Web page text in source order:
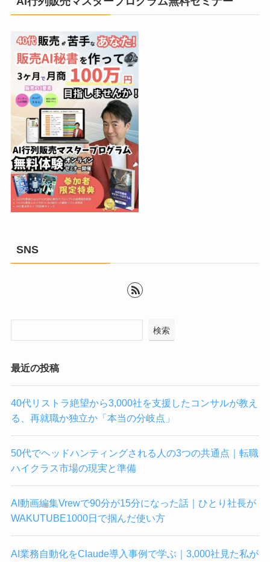
SNS
検索
最近の投稿
40代リストラ絶望から3,000社を支援したコンサルが教え
る、再就職か独立か「本当の分岐点」
50代でヘッドハンティングされる人の3つの共通点｜転職
ハイクラス市場の現実と準備
AI動画編集Vrewで90分が15分になった話｜ひとり社長が
WAKUTUBE1000日で掴んだ使い方
AI業務自動化をClaude導入事例で学ぶ｜3,000社見た私が